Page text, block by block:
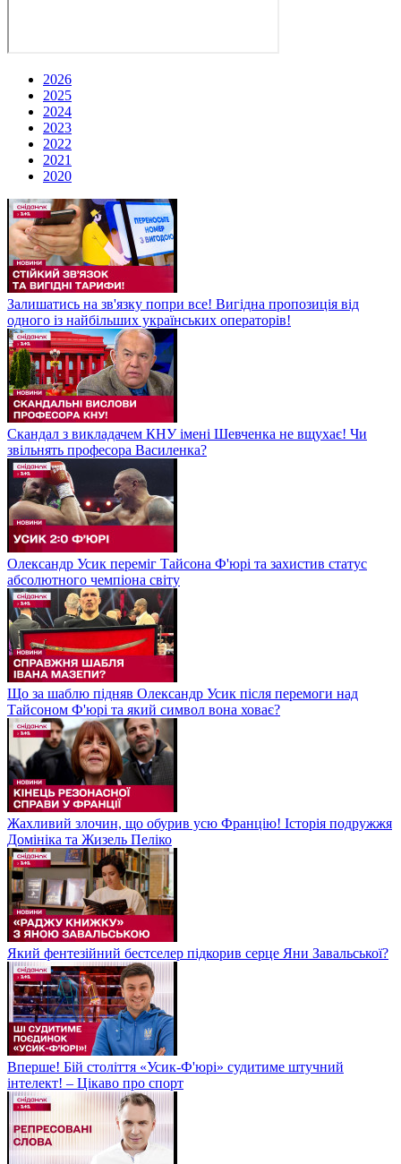
2026
2025
2024
2023
2022
2021
2020
Залишатись на зв'язку попри все! Вигідна пропозиція від
одного із найбільших українських операторів!
Скандал з викладачем КНУ імені Шевченка не вщухає! Чи
звільнять професора Василенка?
Олександр Усик переміг Тайсона Ф'юрі та захистив статус
абсолютного чемпіона світу
Що за шаблю підняв Олександр Усик після перемоги над
Тайсоном Ф'юрі та який символ вона ховає?
Жахливий злочин, що обурив усю Францію! Історія подружжя
Домініка та Жизель Пеліко
Який фентезійний бестселер підкорив серце Яни Завальської?
Вперше! Бій століття «Усик-Ф'юрі» судитиме штучний
інтелект! – Цікаво про спорт